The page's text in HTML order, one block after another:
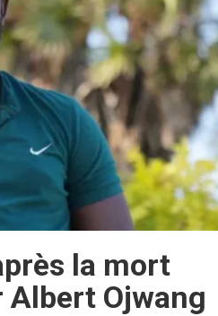
la mort
Ojwang